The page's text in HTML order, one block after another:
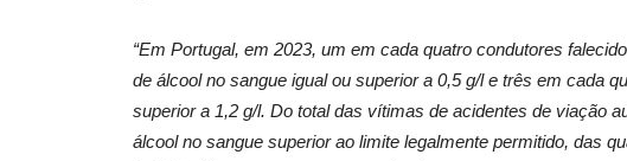
“Em Portugal, em 2023, um em cada quatro condutores
de álcool no sangue igual ou superior a 0,5 g/l e três em cada
superior a 1,2 g/l. Do total das vítimas de acidentes de viação
álcool no sangue superior ao limite legalmente permitido, das